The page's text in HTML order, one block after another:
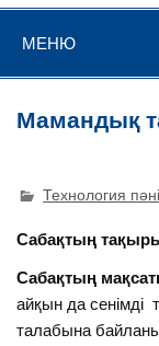
МЕНЮ
Мамандық
Технология
Сабақтың
Сабақтың
айқын да сенімді
талабына